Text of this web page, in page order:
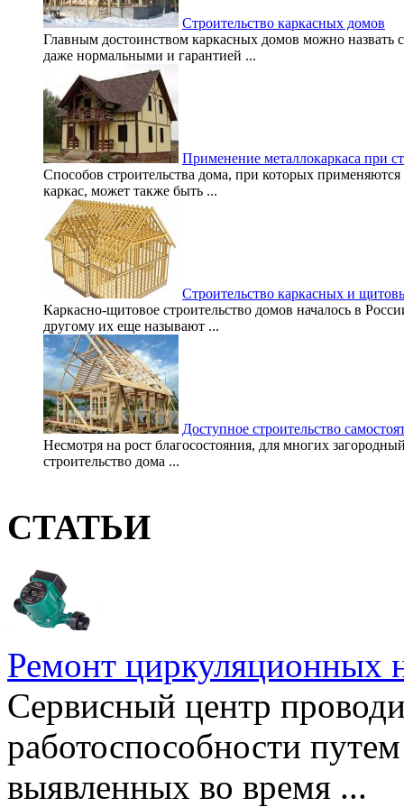
Строительство каркасных домов
Главным достоинством каркасных домов можно назвать
даже нормальными и гарантией ...
Применение металлокаркаса при
Способов строительства дома, при которых
каркас, может также быть ...
Строительство каркасных и
Каркасно-щитовое строительство домов началось в
другому их еще называют ...
Доступное строительство
Несмотря на рост благосостояния, для многих
строительство дома ...
СТАТЬИ
Ремонт циркуляционных
Сервисный центр
работоспособности
выявленных во время ...